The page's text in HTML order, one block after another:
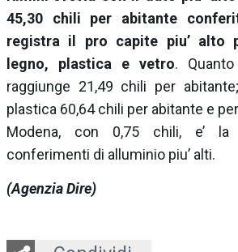
45,30 chili per abitante
registra il pro capite piu’ alto
legno, plastica e vetro.
raggiunge 21,49 chili per
plastica 60,64 chili per abitante e
Modena, con 0,75 chili, e’
conferimenti di alluminio piu’ alti.
(Agenzia Dire)